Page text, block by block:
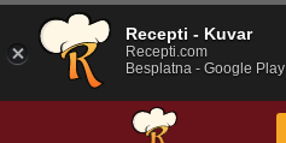
Recepti - Kuvar
Recepti.com
Besplatna - Google Play